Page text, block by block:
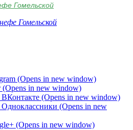
Гомельской
Гомельской
(Opens in new window)
(Opens in new window)
(Opens in new window)
(Opens in new
(Opens in new window)